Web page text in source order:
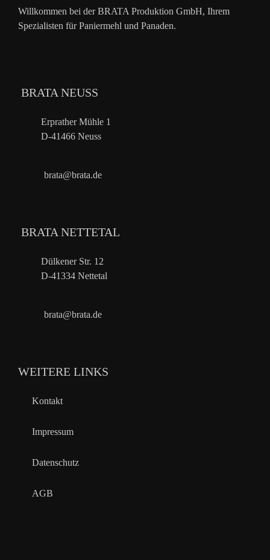
Willkommen bei der BRATA Produktion GmbH, Ihrem
Spezialisten für Paniermehl und Panaden.
BRATA NEUSS
Erprather Mühle 1
D-41466 Neuss
brata@brata.de
BRATA NETTETAL
Dülkener Str. 12
D-41334 Nettetal
brata@brata.de
WEITERE LINKS
Kontakt
Impressum
Datenschutz
AGB